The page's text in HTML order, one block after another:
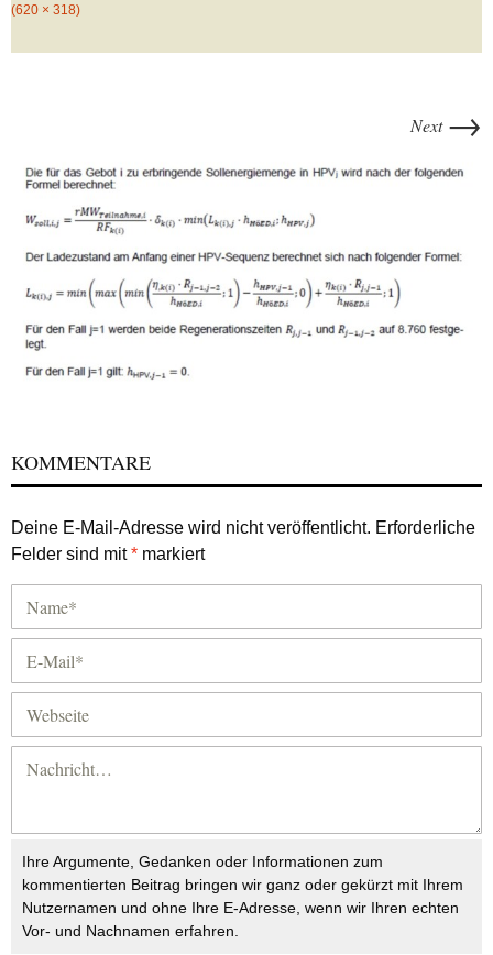
(620 × 318)
Next →
KOMMENTARE
Deine E-Mail-Adresse wird nicht veröffentlicht. Erforderliche
Felder sind mit* markiert
Ihre Argumente, Gedanken oder Informationen zum
kommentierten Beitrag bringen wir ganz oder gekürzt mit Ihrem
Nutzernamen und ohne Ihre E-Adresse, wenn wir Ihren echten
Vor- und Nachnamen erfahren.